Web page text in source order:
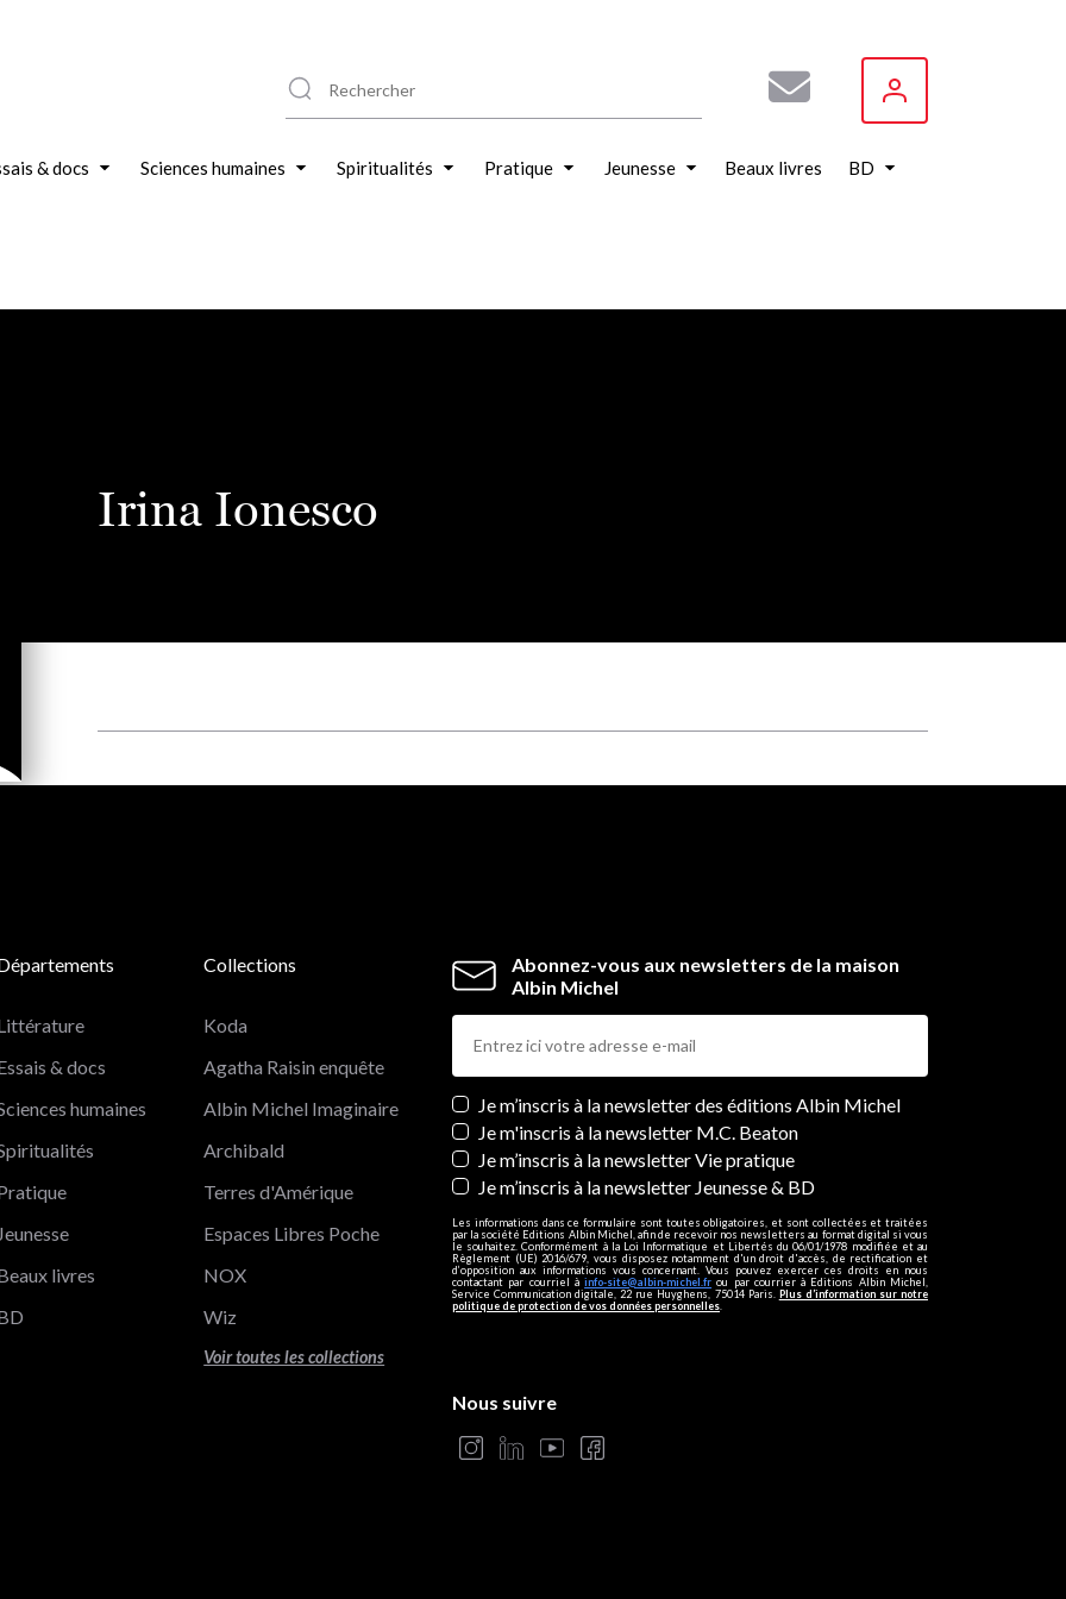
& docs Sciences humaines Spiritualités Pratique Jeunesse Beaux livres BD
Irina Ionesco
Abonnez-vous aux newsletters de la maison
Albin Michel
Newsletters
Je m’inscris à la newsletter des éditions Albin Michel
Je m'inscris à la newsletter M.C. Beaton
Je m’inscris à la newsletter Vie pratique
Je m’inscris à la newsletter Jeunesse & BD
Les informations dans ce formulaire sont toutes obligatoires, et sont collectées et traitées
par la société Editions Albin Michel, afin de recevoir nos newsletters au format digital si vous
le souhaitez. Conformément à la Loi Informatique et Libertés du 06/01/1978 modifiée et au
Règlement (UE) 2016/679, vous disposez notamment d'un droit d'accès, de rectification et
d’opposition aux informations vous concernant. Vous pouvez exercer ces droits en nous
contactant par courriel àinfo-site@albin-michel.fr ou par courrier à Editions Albin Michel,
Service Communication digitale, 22 rue Huyghens, 75014 Paris. Plus d’information sur notre
politique de protection de vos données personnelles
& docs
humaines
Jeunesse
livres
Collections
Koda
Agatha Raisin enquête
Albin Michel Imaginaire
Archibald
Terres d'Amérique
Espaces Libres Poche
NOX
Wiz
Voir toutes les collections
Nous suivre